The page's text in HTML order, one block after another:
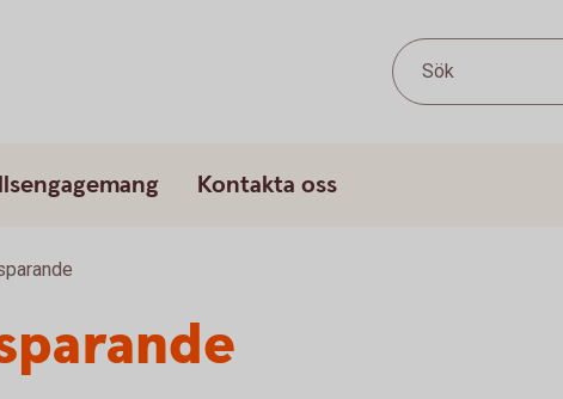
Sök
Kontakta oss